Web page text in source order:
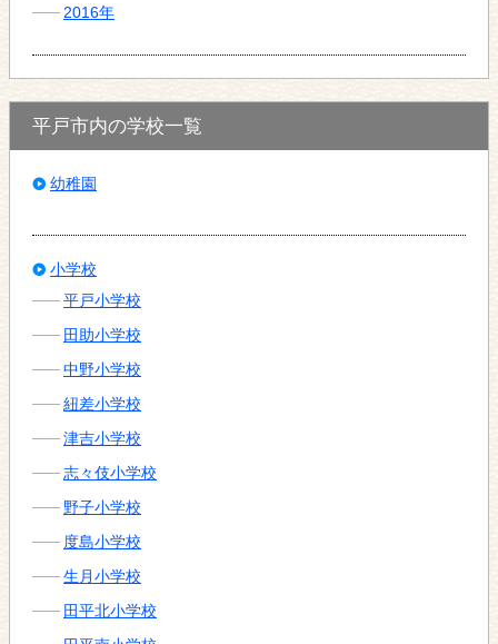
2016年
平戸市内の学校一覧
幼稚園
小学校
平戸小学校
田助小学校
中野小学校
紐差小学校
津吉小学校
志々伎小学校
野子小学校
度島小学校
生月小学校
田平北小学校